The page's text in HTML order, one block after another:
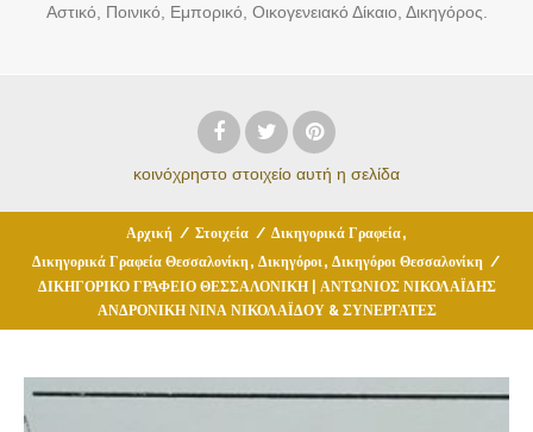
Αστικό, Ποινικό, Εμπορικό, Οικογενειακό Δίκαιο, Δικηγόρος.
κοινόχρηστο στοιχείο αυτή η σελίδα
Αρχική / Στοιχεία / Δικηγορικά Γραφεία,
Δικηγορικά Γραφεία Θεσσαλονίκη , Δικηγόροι , Δικηγόροι Θεσσαλονίκη /
ΔΙΚΗΓΟΡΙΚΟ ΓΡΑΦΕΙΟ ΘΕΣΣΑΛΟΝΙΚΗ | ΑΝΤΩΝΙΟΣ ΝΙΚΟΛΑΪΔΗΣ
ΑΝΔΡΟΝΙΚΗ ΝΙΝΑ ΝΙΚΟΛΑΪΔΟΥ & ΣΥΝΕΡΓΑΤΕΣ